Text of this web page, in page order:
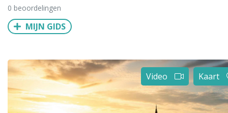
Noord-Amerika
Azië
Uitgelichte bestemmingen
Alle steden
0 beoordelingen
MIJN GIDS
Video Kaart